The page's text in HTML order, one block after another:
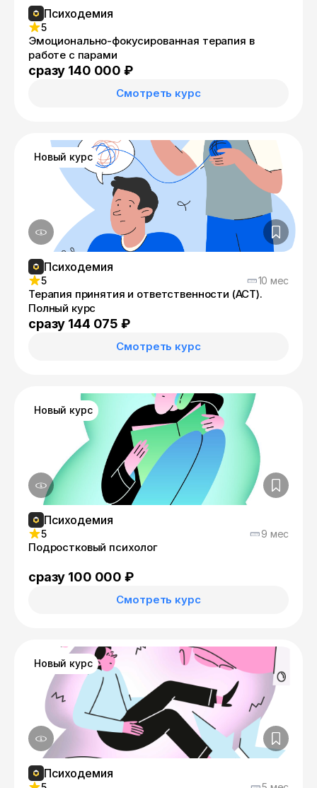
Психодемия
5
Эмоционально-фокусированная терапия в
работе с парами
сразу 140 000 ₽
Смотреть курс
Новый курс
Психодемия
5 10 мес
Терапия принятия и ответственности (АСТ).
Полный курс
сразу 144 075 ₽
Смотреть курс
Новый курс
Психодемия
5 9 мес
Подростковый психолог
сразу 100 000 ₽
Смотреть курс
Новый курс
Психодемия